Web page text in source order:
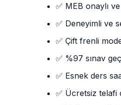
✅ MEB onaylı
✅ Deneyimli ve
✅ Çift frenli
✅ %97 sınav
✅ Esnek ders
✅ Ücretsiz telafi